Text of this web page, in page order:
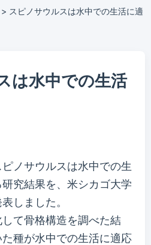
> スピノサウルスは水中での生活に適
は水中での生活
ノサウルスは水中での生
究結果を、米シカゴ大学
しました。
て骨格構造を調べた結
種が水中での生活に適応